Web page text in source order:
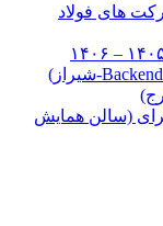
های فولاد
(سالن همایش